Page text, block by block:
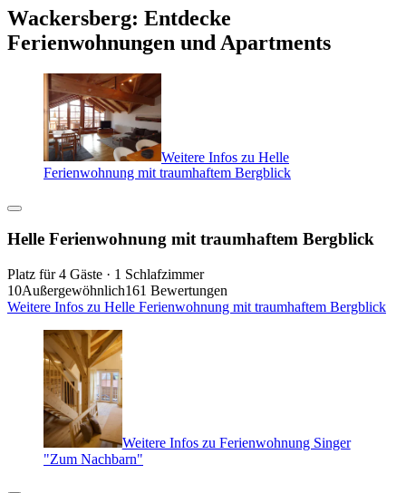
Wackersberg: Entdecke
Ferienwohnungen und Apartments
Weitere Infos zu Helle
Ferienwohnung mit traumhaftem Bergblick
Helle Ferienwohnung mit traumhaftem Bergblick
Platz für 4 Gäste · 1 Schlafzimmer
10Außergewöhnlich161 Bewertungen
Weitere Infos zu Helle Ferienwohnung mit traumhaftem Bergblick
Weitere Infos zu Ferienwohnung Singer
"Zum Nachbarn"